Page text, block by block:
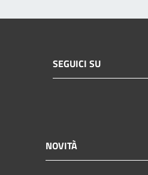
SEGUICI SU
NOVITÀ